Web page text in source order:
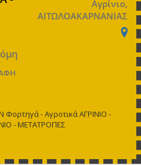
Αγρίνιο,
ΑΙΤΩΛΟΑΚΑΡΝΑΝΙΑΣ
- Αγροτικά ΑΓΡΙΝΙΟ -
- ΜΕΤΑΤΡΟΠΕΣ